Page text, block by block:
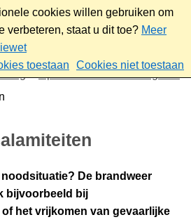
cookies willen gebruiken om
verbeteren, staat u dit toe? Meer
toestaan
Cookies niet toestaan
Openbare orde en veiligheid
De brandweer
bijvoorbeeld bij
het vrijkomen van gevaarlijke